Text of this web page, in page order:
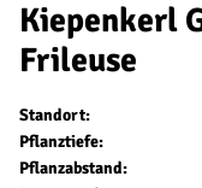
Kiepenkerl
Frileuse
Standort:
Pflanztiefe:
Pflanzabstand: